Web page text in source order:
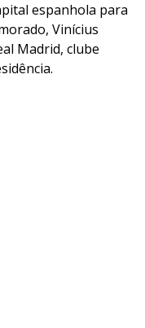
espanhola para
Vinícius
Madrid, clube